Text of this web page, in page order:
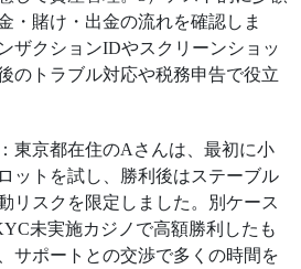
・賭け・出金の流れを確認しま
ザクションIDやスクリーンショッ
のトラブル対応や税務申告で役立
東京都在住のAさんは、最初に小
ットを試し、勝利後はステーブル
リスクを限定しました。別ケース
未実施カジノで高額勝利したも
サポートとの交渉で多くの時間を